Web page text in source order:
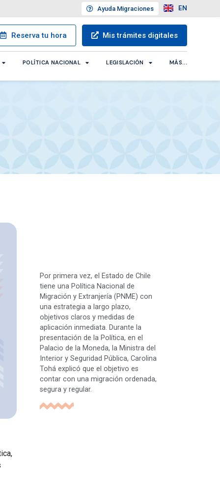
Ayuda Migraciones EN
Reservatu hora Mis trámites digitales
POLÍTICA NACIONAL LEGISLACIÓN MÁS...
Por primera vez, el Estado de Chile
tiene una Política Nacional de
Migración y Extranjería (PNME) con
una estrategia a largo plazo,
objetivos claros y medidas de
aplicación inmediata. Durante la
presentación de la Política, en el
Palacio de la Moneda, la Ministra del
Interior y Seguridad Pública, Carolina
Tohá explicó que el objetivo es
contar con una migración ordenada,
segura y regular.